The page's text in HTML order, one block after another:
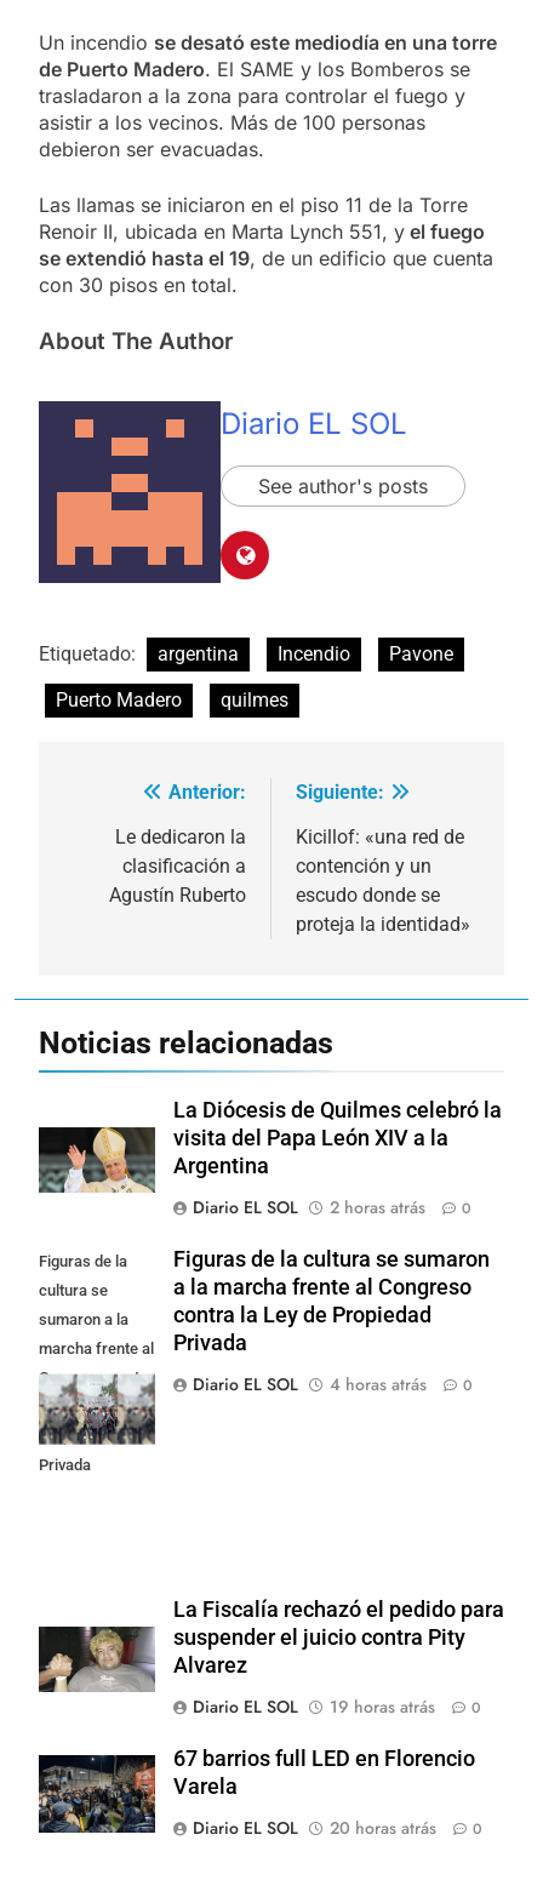
Un incendio se desató este mediodía en una torre
de Puerto Madero. El SAME y los Bomberos se
trasladaron a la zona para controlar el fuego y
asistir a los vecinos. Más de 100 personas
debieron ser evacuadas.
Las llamas se iniciaron en el piso 11 de la Torre
Renoir II, ubicada en Marta Lynch 551, y el fuego
se extendió hasta el 19, de un edificio que cuenta
con 30 pisos en total.
About The Author
Diario EL SOL
See author's posts
Etiquetado: argentina Incendio
Pavone
Puerto Madero
quilmes
Navegación
entradas
Anterior:
Le dedicaron la
clasificación a
Agustín Ruberto
Siguiente:
Kicillof: «una red de
contención y un
escudo donde se
proteja la identidad»
Noticias relacionadas
La Diócesis de Quilmes celebró la
visita del Papa León XIV a la
Argentina
Diario EL SOL
2 horas atrás 0
Figuras de la
cultura se
sumaron a la
marcha frente al
Congreso contra
la Ley de
Propiedad
Privada
Figuras de la cultura se sumaron
a la marcha frente al Congreso
contra la Ley de Propiedad
Privada
Diario EL SOL
4 horas atrás 0
La Fiscalía rechazó el pedido para
suspender el juicio contra Pity
Alvarez
Diario EL SOL
19 horas atrás 0
67 barrios full LED en Florencio
Varela
Diario EL SOL
20 horas atrás 0